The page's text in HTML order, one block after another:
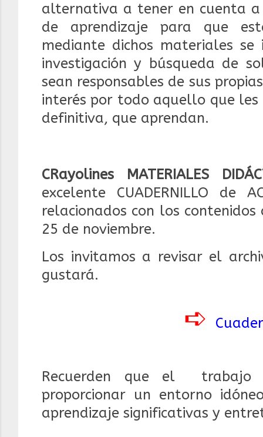
alternativa a tener en cuenta
de aprendizaje para que
mediante dichos materiales
investigación y búsqueda de
sean responsables de sus
interés por todo aquello que
definitiva, que aprendan.
CRayolines MATERIALES
excelente CUADERNILLO de
relacionados con los
25 de noviembre.
Los invitamos a revisar el
gustará.
➪
Recuerden que el trabajo
proporcionar un entorno
aprendizaje significativas y